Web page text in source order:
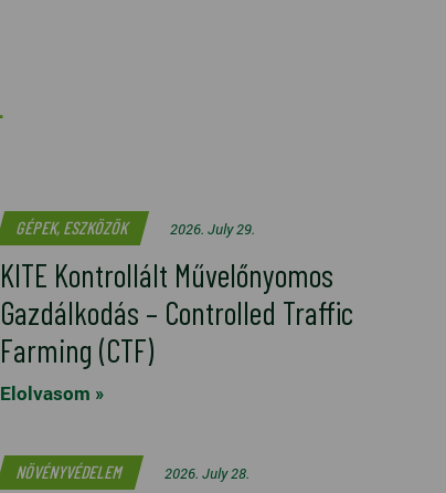
GÉPEK, ESZKÖZÖK 2026. July 29.
KITE Kontrollált Művelőnyomos
Gazdálkodás – Controlled Traffic
Farming (CTF)
Elolvasom »
NÖVÉNYVÉDELEM 2026. July 28.